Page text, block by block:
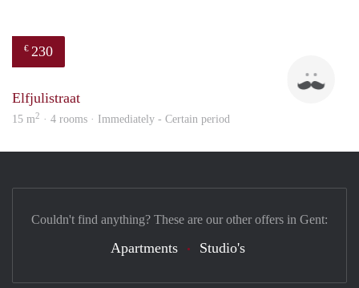
€ 230
Elfjulistraat
15 m2 · 4 rooms · Immediately - Certain period
Couldn't find anything? These are our other offers in Gent:
Apartments Studio's